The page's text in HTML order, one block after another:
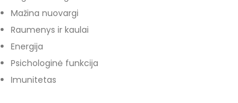
Mažina nuovargi
Raumenys ir kaulai
Energija
Psichologinė funkcija
Imunitetas